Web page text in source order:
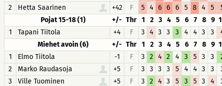
2
Hetta Saarinen +42 F 5 4 6 6 6 5 8 4 5
Pojat 15-18 (1)
+/- Thr 1 2 3 4 5 6 7 8 9
1
Tapani Tiitola +4 F 3 4 3 3 3 4 4 3 3
Miehet avoin (6)
+/- Thr 1 2 3 4 5 6 7 8 9
1
Elmo Tiitola -1 F 3 2 4 2 4 3 5 3 3
2
Marko Raudasoja +5 F 3 3 3 3 5 4 4 3 3
3
Ville Tuominen +5 F 3 2 4 3 5 3 5 3 4